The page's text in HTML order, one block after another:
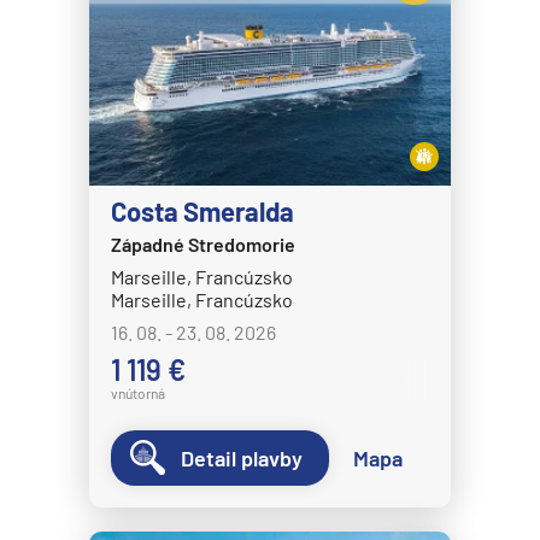
MSC Fantasia
MSC Grandiosa
MSC Lirica
MSC Magnifica
MSC Meraviglia
MSC Musica
MSC Opera
MSC Orchestra
MSC Poesia
MSC Preziosa
MSC Seascape
MSC Seashore
MSC Seaside
Costa Smeralda
Západné Stredomorie
Marseille, Francúzsko
Marseille, Francúzsko
16. 08. - 23. 08. 2026
1 119 €
vnútorná
Detail plavby Mapa